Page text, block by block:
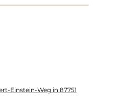
Einstein-Weg in 87751